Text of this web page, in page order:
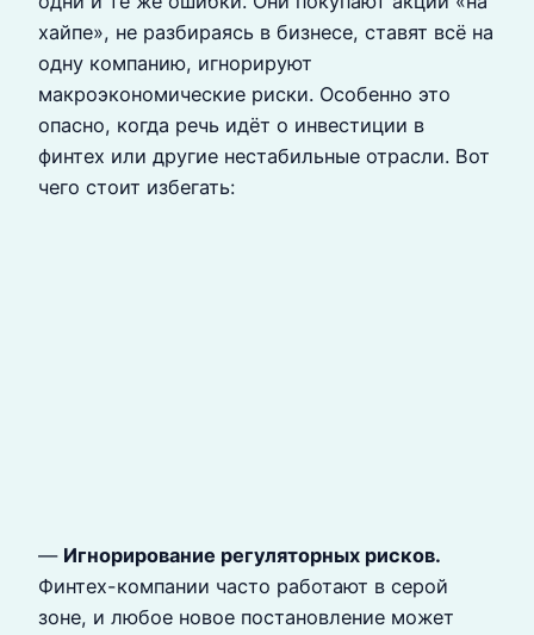
хайпе», не разбираясь в бизнесе, ставят всё на
одну компанию, игнорируют
макроэкономические риски. Особенно это
опасно, когда речь идёт о инвестиции в
финтех или другие нестабильные отрасли. Вот
чего стоит избегать:
— Игнорирование регуляторных рисков.
Финтех-компании часто работают в серой
зоне, и любое новое постановление может